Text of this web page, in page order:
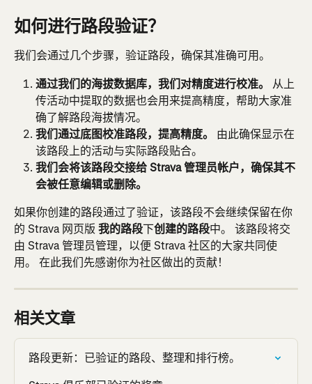
如何进行路段验证？
我们会通过几个步骤，验证路段，确保其准确可用。
通过我们的海拔数据库，我们对精度进行校准。 从上
传活动中提取的数据也会用来提高精度，帮助大家准
确了解路段海拔情况。
我们通过底图校准路段，提高精度。 由此确保显示在
该路段上的活动与实际路段贴合。
我们会将该路段交接给 Strava 管理员帐户，确保其不
会被任意编辑或删除。
如果你创建的路段通过了验证，该路段不会继续保留在你
的 Strava 网页版 我的路段下创建的路段中。 该路段将交
由 Strava 管理员管理，以便 Strava 社区的大家共同使
用。 在此我们先感谢你为社区做出的贡献！
相关文章
路段更新：已验证的路段、整理和排行榜。